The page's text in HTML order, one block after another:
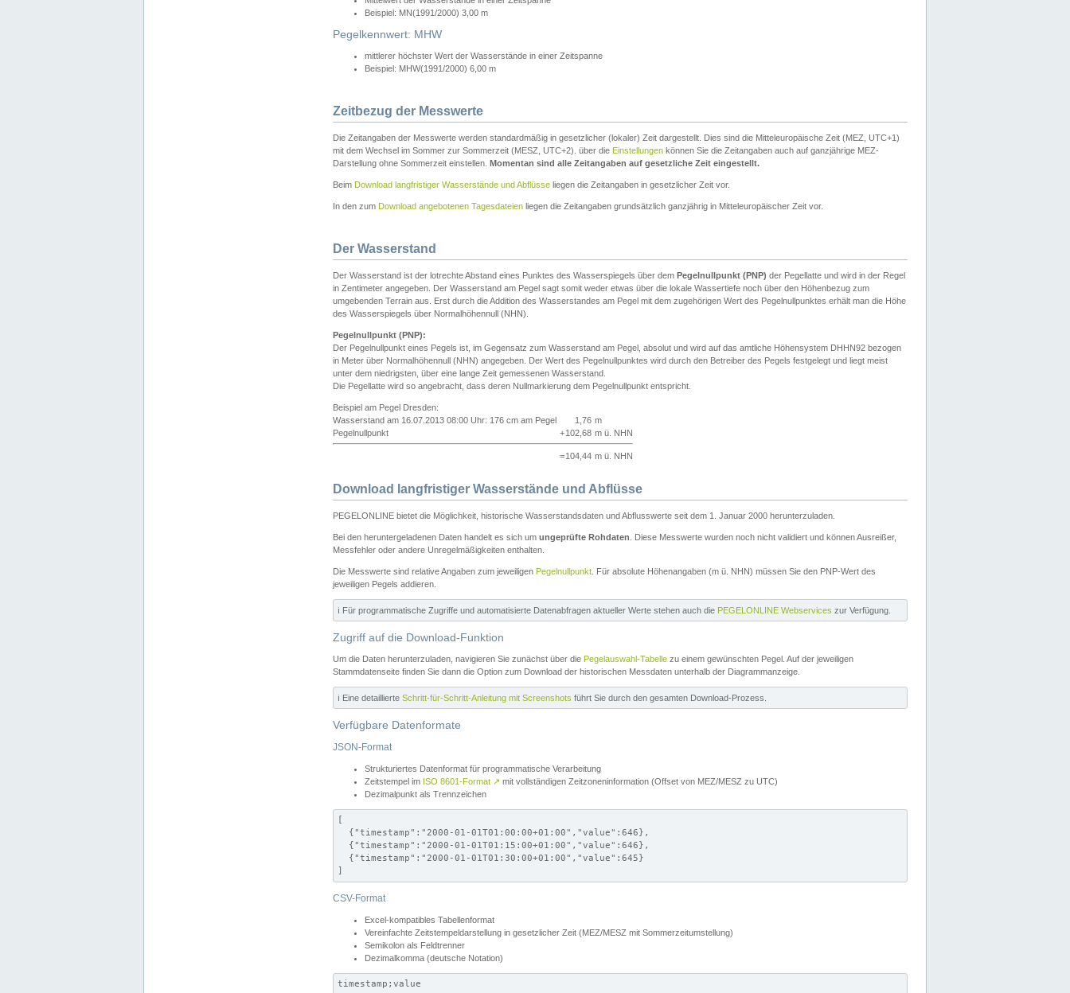
Beispiel: MN(1991/2000) 3,00 m
Pegelkennwert: MHW
mittlerer höchster Wert der Wasserstände in einer Zeitspanne
Beispiel: MHW(1991/2000) 6,00 m
Zeitbezug der Messwerte
Die Zeitangaben der Messwerte werden standardmäßig in gesetzlicher (lokaler) Zeit dargestellt. Dies sind die Mitteleuropäische Zeit (MEZ, UTC+1)
mit dem Wechsel im Sommer zur Sommerzeit (MESZ, UTC+2). über die Einstellungen können Sie die Zeitangaben auch auf ganzjährige MEZ-
Darstellung ohne Sommerzeit einstellen. Momentan sind alle Zeitangaben auf gesetzliche Zeit eingestellt.
Beim Download langfristiger Wasserstände und Abflüsse liegen die Zeitangaben in gesetzlicher Zeit vor.
In den zum Download angebotenen Tagesdateien liegen die Zeitangaben grundsätzlich ganzjährig in Mitteleuropäischer Zeit vor.
Der Wasserstand
Der Wasserstand ist der lotrechte Abstand eines Punktes des Wasserspiegels über dem Pegelnullpunkt (PNP) der Pegellatte und wird in der Regel
in Zentimeter angegeben. Der Wasserstand am Pegel sagt somit weder etwas über die lokale Wassertiefe noch über den Höhenbezug zum
umgebenden Terrain aus. Erst durch die Addition des Wasserstandes am Pegel mit dem zugehörigen Wert des Pegelnullpunktes erhält man die Höhe
des Wasserspiegels über Normalhöhennull (NHN).
Pegelnullpunkt (PNP):
Der Pegelnullpunkt eines Pegels ist, im Gegensatz zum Wasserstand am Pegel, absolut und wird auf das amtliche Höhensystem DHHN92 bezogen
in Meter über Normalhöhennull (NHN) angegeben. Der Wert des Pegelnullpunktes wird durch den Betreiber des Pegels festgelegt und liegt meist
unter dem niedrigsten, über eine lange Zeit gemessenen Wasserstand.
Die Pegellatte wird so angebracht, dass deren Nullmarkierung dem Pegelnullpunkt entspricht.
Beispiel am Pegel Dresden:
Wasserstand am 16.07.2013 08:00 Uhr: 176 cm am Pegel
1,76 m
Pegelnullpunkt
+102,68 m ü. NHN
=104,44 m ü. NHN
Download langfristiger Wasserstände und Abflüsse
PEGELONLINE bietet die Möglichkeit, historische Wasserstandsdaten und Abflusswerte seit dem 1. Januar 2000 herunterzuladen.
Bei den heruntergeladenen Daten handelt es sich um ungeprüfte Rohdaten . Diese Messwerte wurden noch nicht validiert und können Ausreißer,
Messfehler oder andere Unregelmäßigkeiten enthalten.
Die Messwerte sind relative Angaben zum jeweiligen Pegelnullpunkt . Für absolute Höhenangaben (m ü. NHN) müssen Sie den PNP-Wert des
jeweiligen Pegels addieren.
ℹ️ Für programmatische Zugriffe und automatisierte Datenabfragen aktueller Werte stehen auch die PEGELONLINE Webservices zur Verfügung.
Zugriff auf die Download-Funktion
Um die Daten herunterzuladen, navigieren Sie zunächst über die Pegelauswahl-Tabelle zu einem gewünschten Pegel. Auf der jeweiligen
Stammdatenseite finden Sie dann die Option zum Download der historischen Messdaten unterhalb der Diagrammanzeige.
ℹ️ Eine detaillierte Schritt-für-Schritt-Anleitung mit Screenshots führt Sie durch den gesamten Download-Prozess.
Verfügbare Datenformate
JSON-Format
Strukturiertes Datenformat für programmatische Verarbeitung
Zeitstempel im ISO 8601-Format ↗ mit vollständigen Zeitzoneninformation (Offset von MEZ/MESZ zu UTC)
Dezimalpunkt als Trennzeichen
[
  {"timestamp":"2000-01-01T01:00:00+01:00","value":646},
  {"timestamp":"2000-01-01T01:15:00+01:00","value":646},
  {"timestamp":"2000-01-01T01:30:00+01:00","value":645}
]
CSV-Format
Excel-kompatibles Tabellenformat
Vereinfachte Zeitstempeldarstellung in gesetzlicher Zeit (MEZ/MESZ mit Sommerzeitumstellung)
Semikolon als Feldtrenner
Dezimalkomma (deutsche Notation)
timestamp;value